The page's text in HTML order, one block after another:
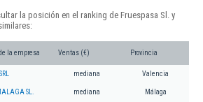
la posición en el ranking de Fruespasa Sl. y
la empresa Ventas (€) Provincia
mediana Valencia
SL. mediana Málaga